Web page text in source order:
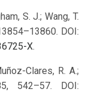
S. J.; Wang, T.
DOI:
X.
Clares, R. A.;
542–57. DOI: